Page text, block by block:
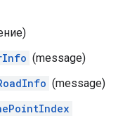
(message)
(message)